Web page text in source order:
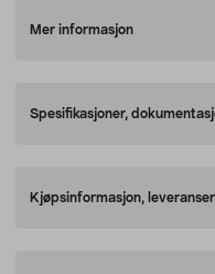
Mer informasjon
Spesifikasjoner,
Kjøpsinformasjon,